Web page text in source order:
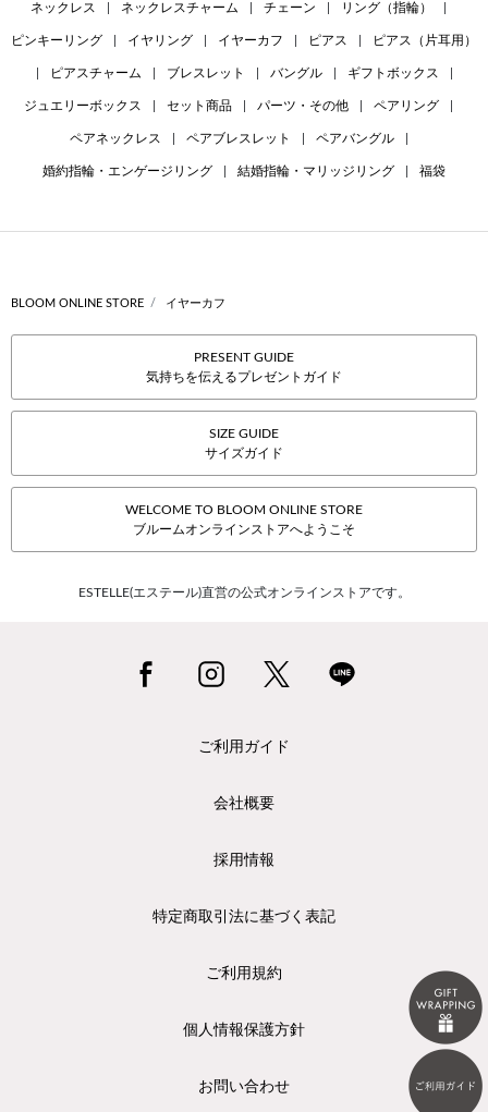
ネックレス ネックレスチャーム チェーン リング（指輪）
ピンキーリング イヤリング イヤーカフ ピアス ピアス（片耳用）
ピアスチャーム ブレスレット バングル ギフトボックス
ジュエリーボックス セット商品 パーツ・その他 ペアリング
ペアネックレス ペアブレスレット ペアバングル
婚約指輪・エンゲージリング 結婚指輪・マリッジリング 福袋
BLOOM ONLINE STORE イヤーカフ
PRESENT GUIDE
気持ちを伝えるプレゼントガイド
SIZE GUIDE
サイズガイド
WELCOME TO BLOOM ONLINE STORE
ブルームオンラインストアへようこそ
ESTELLE(エステール)直営の公式オンラインストアです。
ご利用ガイド
会社概要
採用情報
特定商取引法に基づく表記
ご利用規約
個人情報保護方針
お問い合わせ